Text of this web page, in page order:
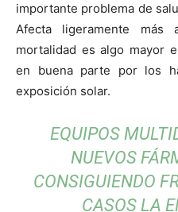
importante problema de
Afecta ligeramente
mortalidad es algo mayor
en buena parte por los
exposición solar.
EQUIPOS
NUEVOS
CONSIGUIENDO
CASOS LA